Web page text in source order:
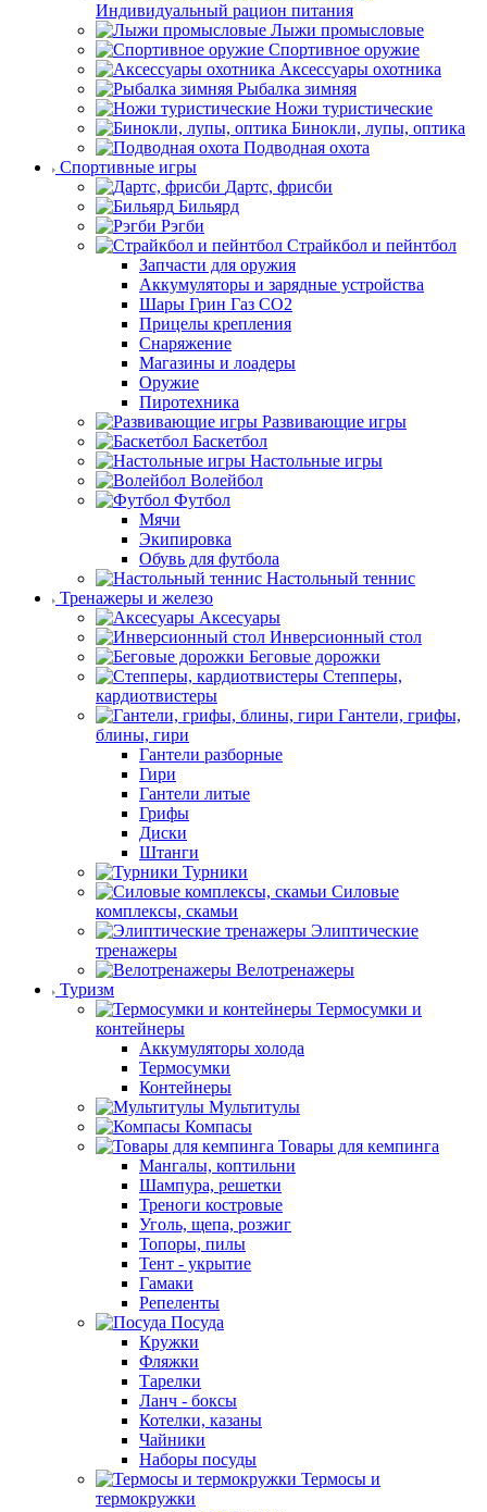
Индивидуальный рацион питания
Лыжи промысловые
Спортивное оружие
Аксессуары охотника
Рыбалка зимняя
Ножи туристические
Бинокли, лупы, оптика
Подводная охота
Спортивные игры
Дартс, фрисби
Бильярд
Рэгби
Страйкбол и пейнтбол
Запчасти для оружия
Аккумуляторы и зарядные устройства
Шары Грин Газ СО2
Прицелы крепления
Снаряжение
Магазины и лоадеры
Оружие
Пиротехника
Развивающие игры
Баскетбол
Настольные игры
Волейбол
Футбол
Мячи
Экипировка
Обувь для футбола
Настольный теннис
Тренажеры и железо
Аксесуары
Инверсионный стол
Беговые дорожки
Степперы,
кардиотвистеры
Гантели, грифы,
блины, гири
Гантели разборные
Гири
Гантели литые
Грифы
Диски
Штанги
Турники
Силовые
комплексы, скамьи
Элиптические
тренажеры
Велотренажеры
Туризм
Термосумки и
контейнеры
Аккумуляторы холода
Термосумки
Контейнеры
Мультитулы
Компасы
Товары для кемпинга
Мангалы, коптильни
Шампура, решетки
Треноги костровые
Уголь, щепа, розжиг
Топоры, пилы
Тент - укрытие
Гамаки
Репеленты
Посуда
Кружки
Фляжки
Тарелки
Ланч - боксы
Котелки, казаны
Чайники
Наборы посуды
Термосы и
термокружки